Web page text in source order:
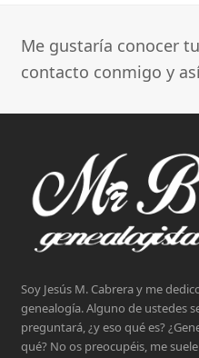
Me gustaría conocer
contacto conmigo y
Soy Jesús M. Cabrera y me
genealogía. Alguno de ustedes
preguntará, ¿y eso qué es?
qué? No os preocupéis, me suele